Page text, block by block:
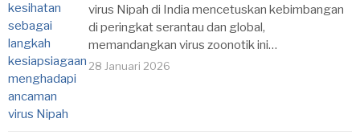
virus Nipah di India mencetuskan kebimbangan
di peringkat serantau dan global,
memandangkan virus zoonotik ini…
28 Januari 2026